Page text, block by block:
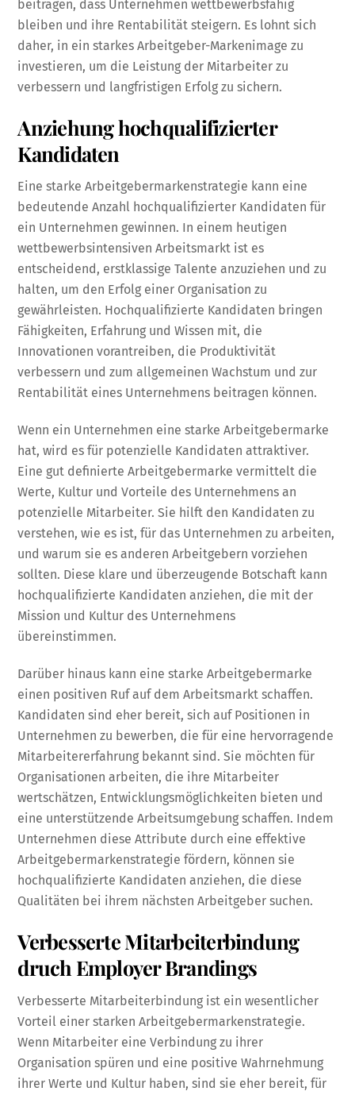
beitragen, dass Unternehmen wettbewerbsfähig
bleiben und ihre Rentabilität steigern. Es lohnt sich
daher, in ein starkes Arbeitgeber-Markenimage zu
investieren, um die Leistung der Mitarbeiter zu
verbessern und langfristigen Erfolg zu sichern.
Anziehung hochqualifizierter
Kandidaten
Eine starke Arbeitgebermarkenstrategie kann eine
bedeutende Anzahl hochqualifizierter Kandidaten für
ein Unternehmen gewinnen. In einem heutigen
wettbewerbsintensiven Arbeitsmarkt ist es
entscheidend, erstklassige Talente anzuziehen und zu
halten, um den Erfolg einer Organisation zu
gewährleisten. Hochqualifizierte Kandidaten bringen
Fähigkeiten, Erfahrung und Wissen mit, die
Innovationen vorantreiben, die Produktivität
verbessern und zum allgemeinen Wachstum und zur
Rentabilität eines Unternehmens beitragen können.
Wenn ein Unternehmen eine starke Arbeitgebermarke
hat, wird es für potenzielle Kandidaten attraktiver.
Eine gut definierte Arbeitgebermarke vermittelt die
Werte, Kultur und Vorteile des Unternehmens an
potenzielle Mitarbeiter. Sie hilft den Kandidaten zu
verstehen, wie es ist, für das Unternehmen zu arbeiten,
und warum sie es anderen Arbeitgebern vorziehen
sollten. Diese klare und überzeugende Botschaft kann
hochqualifizierte Kandidaten anziehen, die mit der
Mission und Kultur des Unternehmens
übereinstimmen.
Darüber hinaus kann eine starke Arbeitgebermarke
einen positiven Ruf auf dem Arbeitsmarkt schaffen.
Kandidaten sind eher bereit, sich auf Positionen in
Unternehmen zu bewerben, die für eine hervorragende
Mitarbeitererfahrung bekannt sind. Sie möchten für
Organisationen arbeiten, die ihre Mitarbeiter
wertschätzen, Entwicklungsmöglichkeiten bieten und
eine unterstützende Arbeitsumgebung schaffen. Indem
Unternehmen diese Attribute durch eine effektive
Arbeitgebermarkenstrategie fördern, können sie
hochqualifizierte Kandidaten anziehen, die diese
Qualitäten bei ihrem nächsten Arbeitgeber suchen.
Verbesserte Mitarbeiterbindung
druch Employer Brandings
Verbesserte Mitarbeiterbindung ist ein wesentlicher
Vorteil einer starken Arbeitgebermarkenstrategie.
Wenn Mitarbeiter eine Verbindung zu ihrer
Organisation spüren und eine positive Wahrnehmung
ihrer Werte und Kultur haben, sind sie eher bereit, für